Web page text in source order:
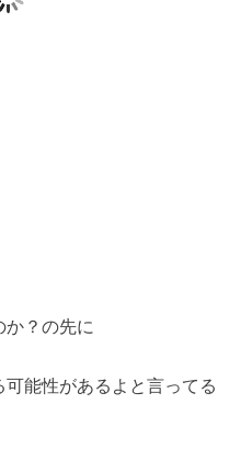
か？の先に
能性があるよと言ってる